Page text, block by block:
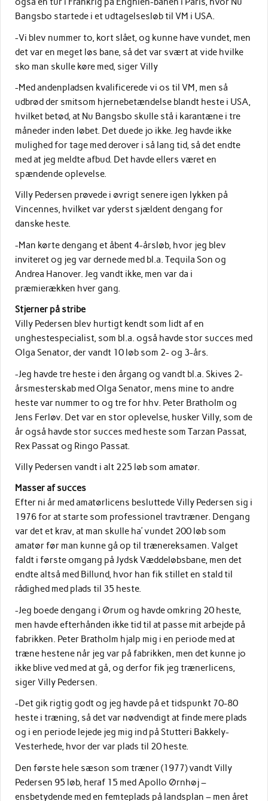
Bangsbo startede i et udtagelsesløb til VM i USA.
-Vi blev nummer to, kort slået, og kunne have vundet, men
det var en meget løs bane, så det var svært at vide hvilke
sko man skulle køre med, siger Villy
-Med andenpladsen kvalificerede vi os til VM, men så
udbrød der smitsom hjernebetændelse blandt heste i USA,
hvilket betød, at Nu Bangsbo skulle stå i karantæne i tre
måneder inden løbet. Det duede jo ikke. Jeg havde ikke
mulighed for tage med derover i så lang tid, så det endte
med at jeg meldte afbud. Det havde ellers været en
spændende oplevelse.
Villy Pedersen prøvede i øvrigt senere igen lykken på
Vincennes, hvilket var yderst sjældent dengang for
danske heste.
-Man kørte dengang et åbent 4-årsløb, hvor jeg blev
inviteret og jeg var dernede med bl.a. Tequila Son og
Andrea Hanover. Jeg vandt ikke, men var da i
præmierækken hver gang.
Stjerner på stribe
Villy Pedersen blev hurtigt kendt som lidt af en
unghestespecialist, som bl.a. også havde stor succes med
Olga Senator, der vandt 10 løb som 2- og 3-års.
-Jeg havde tre heste i den årgang og vandt bl.a. Skives 2-
årsmesterskab med Olga Senator, mens mine to andre
heste var nummer to og tre for hhv. Peter Bratholm og
Jens Ferløv. Det var en stor oplevelse, husker Villy, som de
år også havde stor succes med heste som Tarzan Passat,
Rex Passat og Ringo Passat.
Villy Pedersen vandt i alt 225 løb som amatør.
Masser af succes
Efter ni år med amatørlicens besluttede Villy Pedersen sig i
1976 for at starte som professionel travtræner. Dengang
var det et krav, at man skulle ha’ vundet 200 løb som
amatør før man kunne gå op til trænereksamen. Valget
faldt i første omgang på Jydsk Væddeløbsbane, men det
endte altså med Billund, hvor han fik stillet en stald til
rådighed med plads til 35 heste.
-Jeg boede dengang i Ørum og havde omkring 20 heste,
men havde efterhånden ikke tid til at passe mit arbejde på
fabrikken. Peter Bratholm hjalp mig i en periode med at
træne hestene når jeg var på fabrikken, men det kunne jo
ikke blive ved med at gå, og derfor fik jeg trænerlicens,
siger Villy Pedersen.
-Det gik rigtig godt og jeg havde på et tidspunkt 70-80
heste i træning, så det var nødvendigt at finde mere plads
og i en periode lejede jeg mig ind på Stutteri Bakkely-
Vesterhede, hvor der var plads til 20 heste.
Den første hele sæson som træner (1977) vandt Villy
Pedersen 95 løb, heraf 15 med Apollo Ørnhøj –
ensbetydende med en femteplads på landsplan – men året